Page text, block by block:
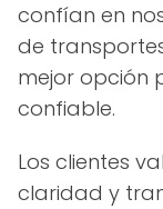
confían en
de
mejor opción
confiable.
Los clientes
claridad y